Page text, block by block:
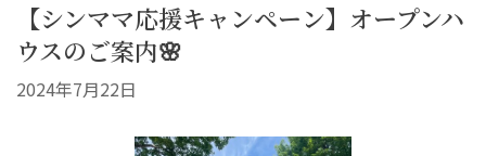
【シンママ応援キャンペーン】オープンハ
ウスのご案内🌸
2024年7月22日